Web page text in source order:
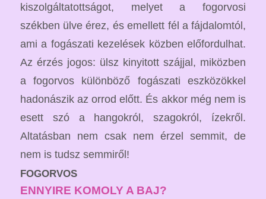
kiszolgáltatottságot, melyet a fogorvosi
székben ülve érez, és emellett fél a fájdalomtól,
ami a fogászati kezelések közben előfordulhat.
Az érzés jogos: ülsz kinyitott szájjal, miközben
a fogorvos különböző fogászati eszközökkel
hadonászik az orrod előtt. És akkor még nem is
esett szó a hangokról, szagokról, ízekről.
Altatásban nem csak nem érzel semmit, de
nem is tudsz semmiről!
FOGORVOS
ENNYIRE KOMOLY A BAJ?